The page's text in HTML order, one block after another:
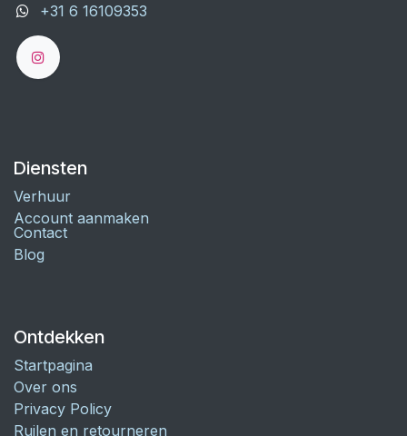
+31 6 16109353
Diensten
Verhuur
Account aanmaken
Contact
Blog
Ontdekken
Startpagina
Over ons
Privacy Policy
Ruilen en retourneren